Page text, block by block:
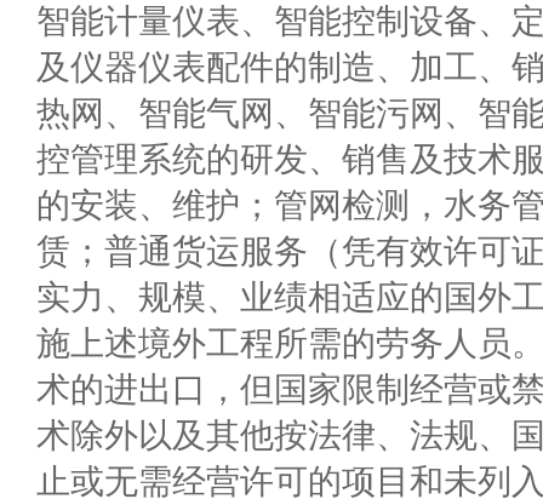
智能计量仪表、智能控制设备、
及仪器仪表配件的制造、加工、
热网、智能气网、智能污网、智
控管理系统的研发、销售及技术
的安装、维护；管网检测，水务
赁；普通货运服务（凭有效许可
实力、规模、业绩相适应的国外
施上述境外工程所需的劳务人员
术的进出口，但国家限制经营或
术除外以及其他按法律、法规、
止或无需经营许可的项目和未列